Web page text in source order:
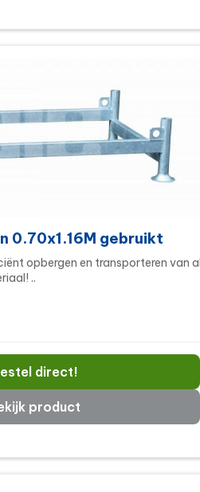
0.70x1.16M gebruikt
opbergen en transporteren van
..
direct!
product